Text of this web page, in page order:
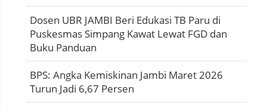
Dosen UBR JAMBI Beri Edukasi TB Paru di
Puskesmas Simpang Kawat Lewat FGD dan
Buku Panduan
BPS: Angka Kemiskinan Jambi Maret 2026
Turun Jadi 6,67 Persen